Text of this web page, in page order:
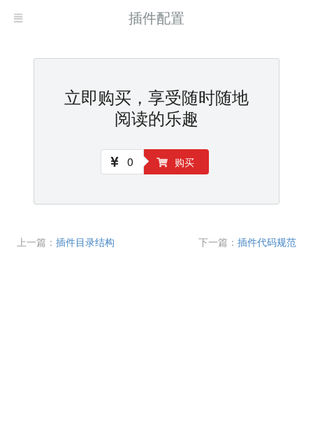
插件配置
立即购买，享受随时随地
阅读的乐趣
0 购买
上一篇： 插件目录结构 下一篇： 插件代码规范